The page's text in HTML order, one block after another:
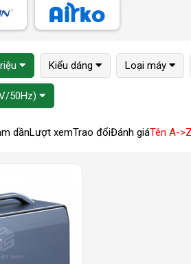
Kiểu dáng Loại máy
50Hz)
dầnLượt xemTrao đổiĐánh giáTên A->Z